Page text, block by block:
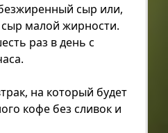
сыр или,
малой жирности.
раз в день с
на который будет
кофе без сливок и